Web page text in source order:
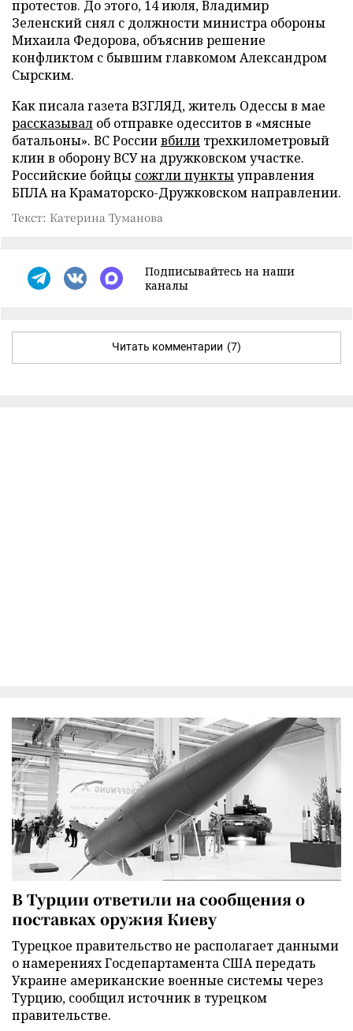
протестов. До этого, 14 июля, Владимир
Зеленский снял с должности министра обороны
Михаила Федорова, объяснив решение
конфликтом с бывшим главкомом Александром
Сырским.
Как писала газета ВЗГЛЯД, житель Одессы в мае
рассказывал об отправке одесситов в «мясные
батальоны». ВС Россиивбили трехкилометровый
клин в оборону ВСУ на дружковском участке.
Российские бойцы сожгли пунктыуправления
БПЛА на Краматорско-Дружковском направлении.
Текст: Катерина Туманова
Подписывайтесь на наши
каналы
Читать комментарии (7)
В Турции ответили на сообщения о
поставках оружия Киеву
Турецкое правительство не располагает данными
о намерениях Госдепартамента США передать
Украине американские военные системы через
Турцию, сообщил источник в турецком
правительстве.